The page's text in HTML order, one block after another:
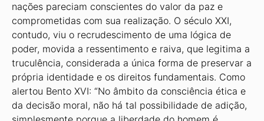
nações pareciam conscientes do valor da paz e
comprometidas com sua realização. O século XXI,
contudo, viu o recrudescimento de uma lógica de
poder, movida a ressentimento e raiva, que legitima a
truculência, considerada a única forma de preservar a
própria identidade e os direitos fundamentais. Como
alertou Bento XVI: “No âmbito da consciência ética e
da decisão moral, não há tal possibilidade de adição,